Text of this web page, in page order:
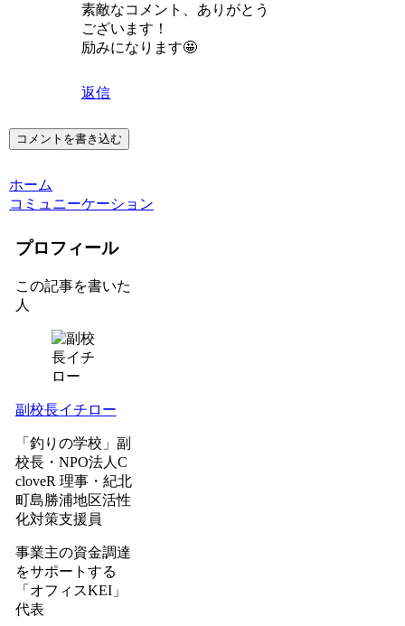
素敵なコメント、ありがとう
ございます！
励みになります🤩
返信
コメントを書き込む
ホーム
コミュニーケーション
プロフィール
この記事を書いた
人
副校長イチロー
「釣りの学校」副
校長・NPO法人C
cloveR 理事・紀北
町島勝浦地区活性
化対策支援員
事業主の資金調達
をサポートする
「オフィスKEI」
代表